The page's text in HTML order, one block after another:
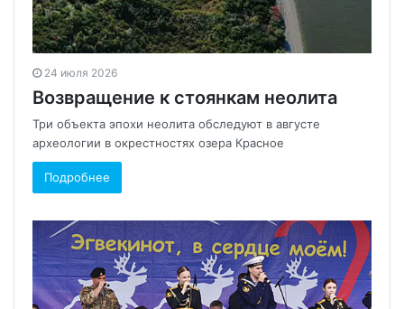
24 июля 2026
Возвращение к стоянкам неолита
Три объекта эпохи неолита обследуют в августе
археологии в окрестностях озера Красное
Подробнее